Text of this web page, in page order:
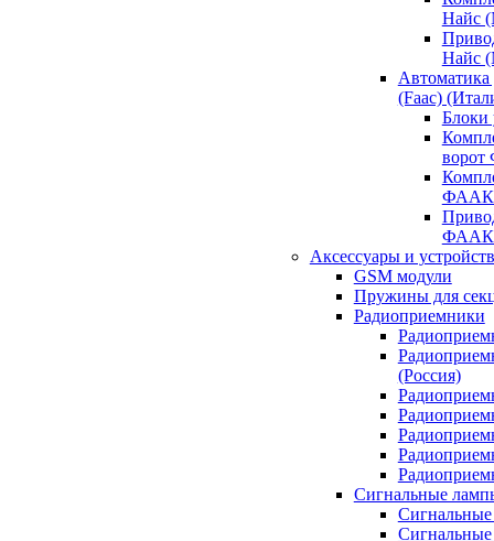
Найс
Найс
(Faac)
ФААК
ФААК
Аксессуары и
GSM модули
Пружины для
Радиоприемники
(Россия)
Сигнальные